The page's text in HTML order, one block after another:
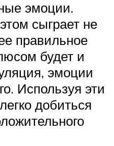
эмоции.
сыграет не
правильное
будет и
эмоции
Используя эти
добиться